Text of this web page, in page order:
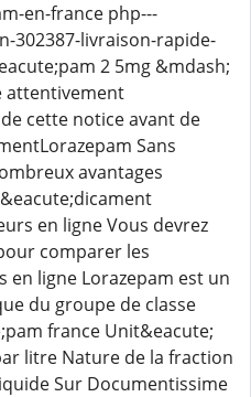
en-france php---
302387-livraison-rapide-
2 5mg &mdash;
attentivement
cette notice avant de
Sans
avantages
en ligne Vous devrez
comparer les
ligne Lorazepam est un
du groupe de classe
france Unit&eacute;
litre Nature de la fraction
Sur Documentissime